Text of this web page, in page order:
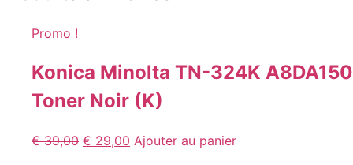
Promo !
Konica Minolta TN-324K A8DA150
Toner Noir (K)
€39,00 € 29,00 Ajouter au panier